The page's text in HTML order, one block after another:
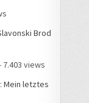
Brod
7.403 views
Mein letztes